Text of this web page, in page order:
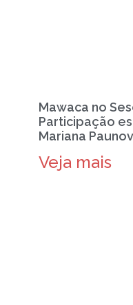
Mawaca no
Participação
Mariana
Veja mais